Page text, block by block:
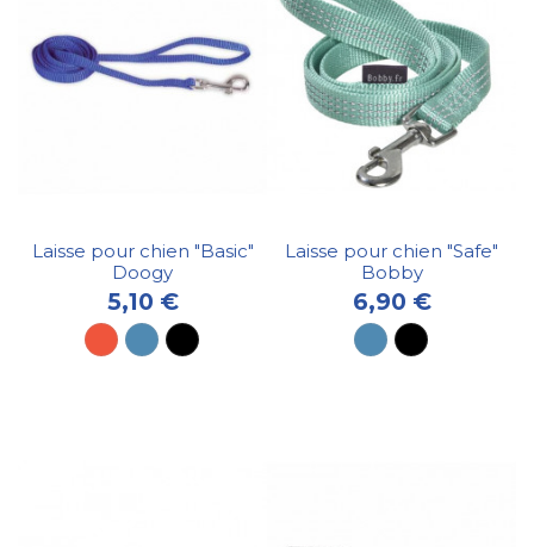
Laisse pour chien "Basic"
Doogy
5,10 €
Laisse pour chien "Safe"
Bobby
6,90 €